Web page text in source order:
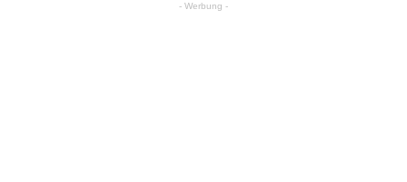
- Werbung -